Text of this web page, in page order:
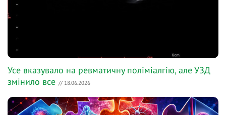
Усе вказувало на ревматичну поліміалгію, але УЗД
змінило все // 18.06.2026